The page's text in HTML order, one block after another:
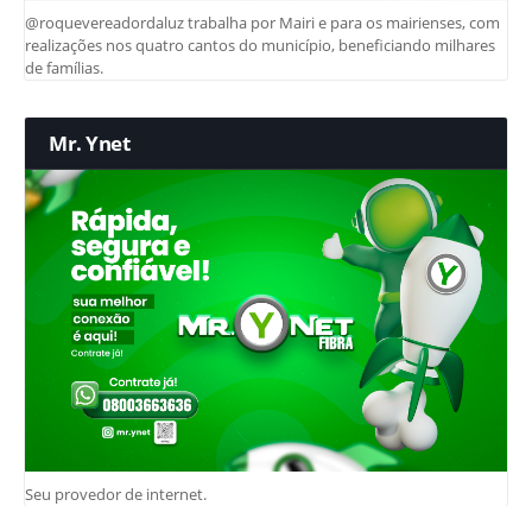
@roquevereadordaluz trabalha por Mairi e para os mairienses, com
realizações nos quatro cantos do município, beneficiando milhares
de famílias.
Mr. Ynet
Seu provedor de internet.